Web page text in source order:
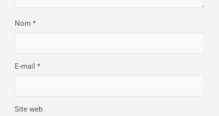
Nom *
E-mail *
Site web